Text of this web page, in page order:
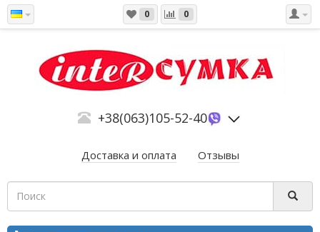
0 0
+38(063)105-52-40
Доставка и оплата Отзывы